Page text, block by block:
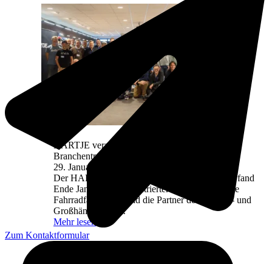
HARTJE veranstaltete exklusiven Press Day als
Branchentreff
29. Januar 2026
Der HARTJE Exklusivmarken Press Day 2026 fand
Ende Januar als konzentrierter Treffpunkt für die
Fahrradfachpresse und die Partner des Marken- und
Großhändlers statt.
Mehr lesen
Zum Kontaktformular